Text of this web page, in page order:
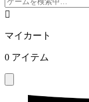
マイカート
0 アイテム